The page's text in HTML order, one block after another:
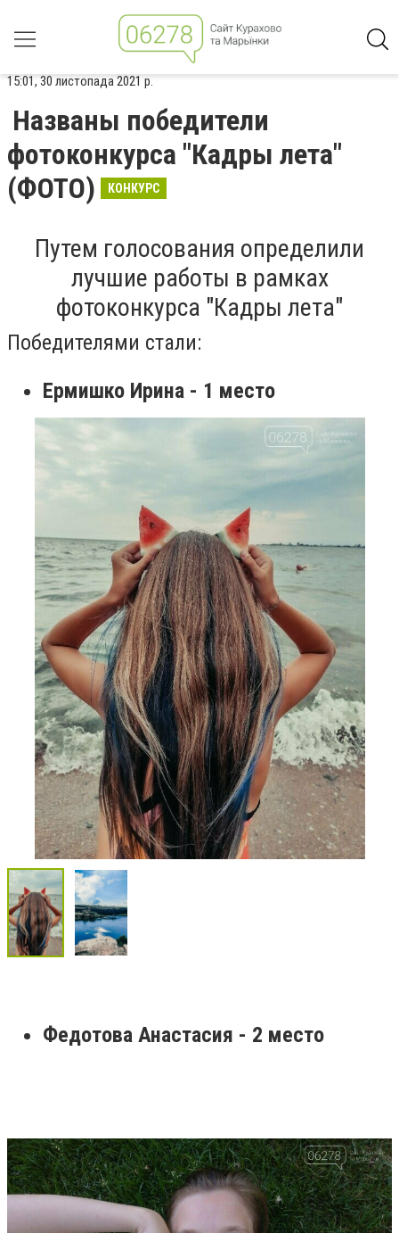
15:01, 30 листопада 2021 р.
Названы победители
фотоконкурса "Кадры лета"
(ФОТО)
КОНКУРС
Путем голосования определили
лучшие работы в рамках
фотоконкурса "Кадры лета"
Победителями стали:
Ермишко Ирина - 1 место
Федотова Анастасия - 2 место